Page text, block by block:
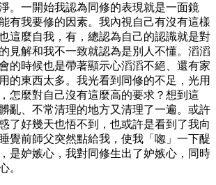
。一開始我認為同修的表現就是一面鏡
有我要修的因素。我內視自己有沒有這樣
這麼自我，有，總認為自己的認識就是對
見解和我不一致就認為是別人不懂。滔滔
的時候也是帶著顯示心滔滔不絕、還有家
的東西太多。我光看到同修的不足，光用
怎麼對自己沒有這麼高的要求？想到這
亂、不常清理的地方又清理了一遍。或許
了好幾天也悟不到，也或許是看到了我向
覺前師父突然點給我，使我「唿」一下醍
是妒嫉心，我對同修生出了妒嫉心，同時
。